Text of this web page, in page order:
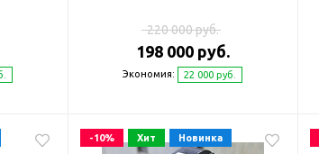
220 000 руб.
198 000 руб.
Экономия: 22 000 руб.
-10% Хит Новинка